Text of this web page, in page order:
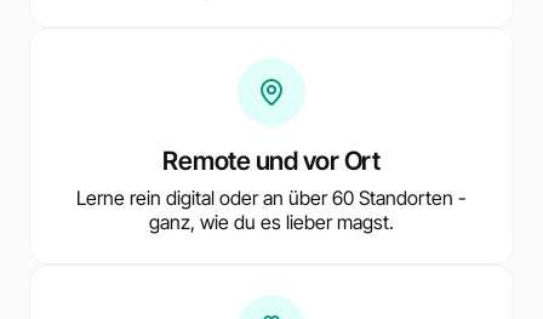
Remote und vor Ort
Lerne rein digital oder an über 60 Standorten -
ganz, wie du es lieber magst.